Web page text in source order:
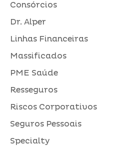
Consórcios
Dr. Alper
Linhas Financeiras
Massificados
PME Saúde
Resseguros
Riscos Corporativos
Seguros Pessoais
Specialty